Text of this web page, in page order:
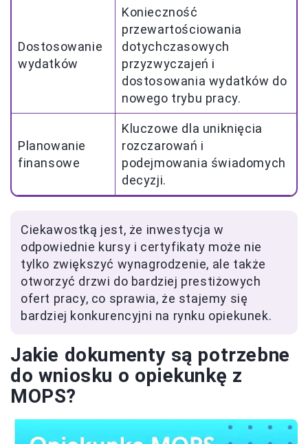
Dostosowanie
wydatków
Konieczność
przewartościowania
dotychczasowych
przyzwyczajeń i
dostosowania wydatków do
nowego trybu pracy.
Planowanie
finansowe
Kluczowe dla uniknięcia
rozczarowań i
podejmowania świadomych
decyzji.
Ciekawostką jest, że inwestycja w
odpowiednie kursy i certyfikaty może nie
tylko zwiększyć wynagrodzenie, ale także
otworzyć drzwi do bardziej prestiżowych
ofert pracy, co sprawia, że stajemy się
bardziej konkurencyjni na rynku opiekunek.
Jakie dokumenty są potrzebne
do wniosku o opiekunkę z
MOPS?